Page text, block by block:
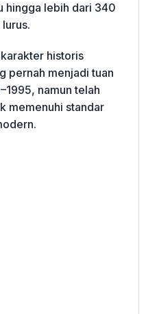
hingga lebih dari 340
historis
pernah menjadi tuan
namun telah
memenuhi standar